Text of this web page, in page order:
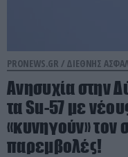
PRONEWS.GR / ΔΙΕΘΝΗΣ
Ανησυχία στην
τα Su-57 με
«κυνηγούν» τον
παρεμβολές!